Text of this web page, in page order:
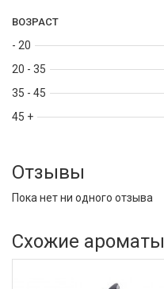
ВОЗРАСТ
- 20
20 - 35
35 - 45
45 +
Отзывы
Пока нет ни одного отзыва
Схожие ароматы